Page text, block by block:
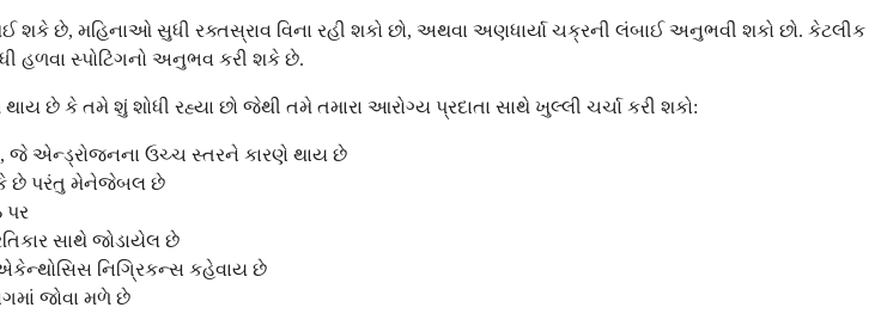
છે, મહિનાઓ સુધી રક્તસ્રાવ વિના રહી શકો છો, અથવા અણધાર્યા ચક્રની લંબાઈ અનુભવી શકો છો. કેટલીક
હળવા સ્પોટિંગનો અનુભવ કરી શકે છે.
છે કે તમે શું શોધી રહ્યા છો જેથી તમે તમારા આરોગ્ય પ્રદાતા સાથે ખુલ્લી ચર્ચા કરી શકો:
જે એન્ડ્રોજનના ઉચ્ચ સ્તરને કારણે થાય છે
શકે છે પરંતુ મેનેજેબલ છે
પર
સાથે જોડાયેલ છે
નિગ્રિકન્સ કહેવાય છે
જોવા મળે છે